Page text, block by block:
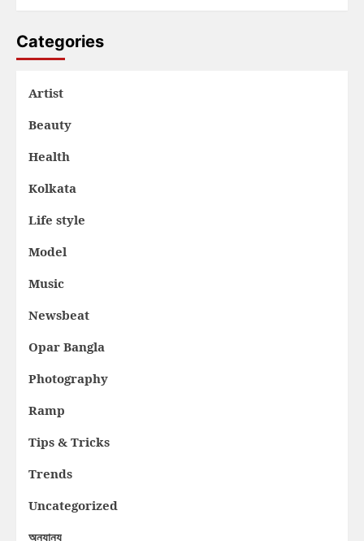
Categories
Artist
Beauty
Health
Kolkata
Life style
Model
Music
Newsbeat
Opar Bangla
Photography
Ramp
Tips & Tricks
Trends
Uncategorized
অন্যান্য